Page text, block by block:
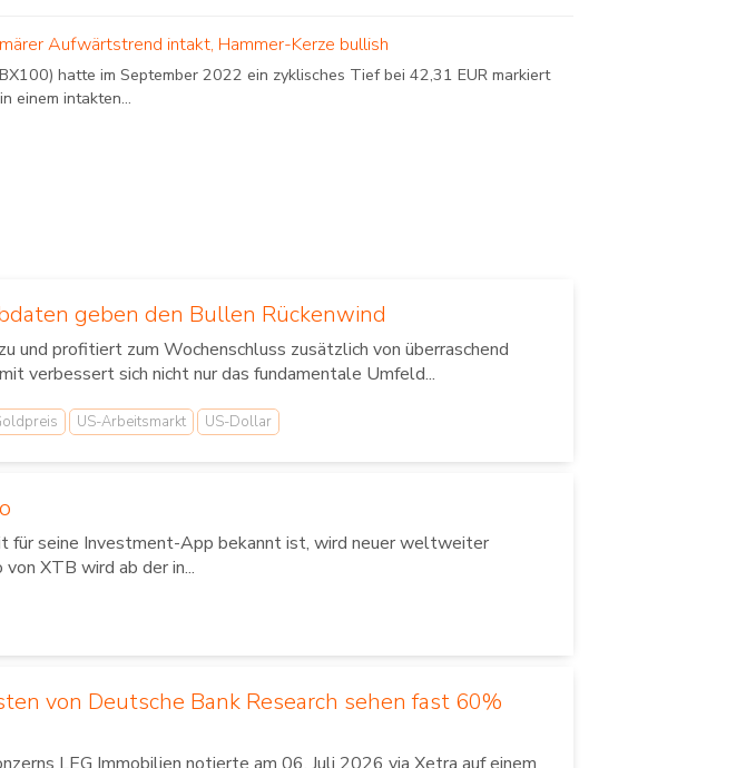
Aufwärtstrend intakt, Hammer-Kerze bullish
hatte im September 2022 ein zyklisches Tief bei 42,31 EUR markiert
einem intakten...
geben den Bullen Rückenwind
und profitiert zum Wochenschluss zusätzlich von überraschend
verbessert sich nicht nur das fundamentale Umfeld...
US-Arbeitsmarkt US-Dollar
für seine Investment-App bekannt ist, wird neuer weltweiter
XTB wird ab der in...
von Deutsche Bank Research sehen fast 60%